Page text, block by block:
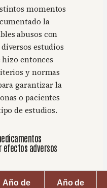
momentos
la
abusos con
estudios
hizo entonces
y normas
garantizar la
o pacientes
de estudios.
efectos adversos
Año de Año de